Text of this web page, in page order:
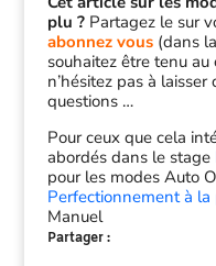
plu ?Partagez le sur
abonnez vous(dans
souhaitez être tenu
n’hésitez pas à
questions …
Pour ceux que cela
abordés dans le stage
pour les modes Auto
Perfectionnement à
Manuel
Partager :